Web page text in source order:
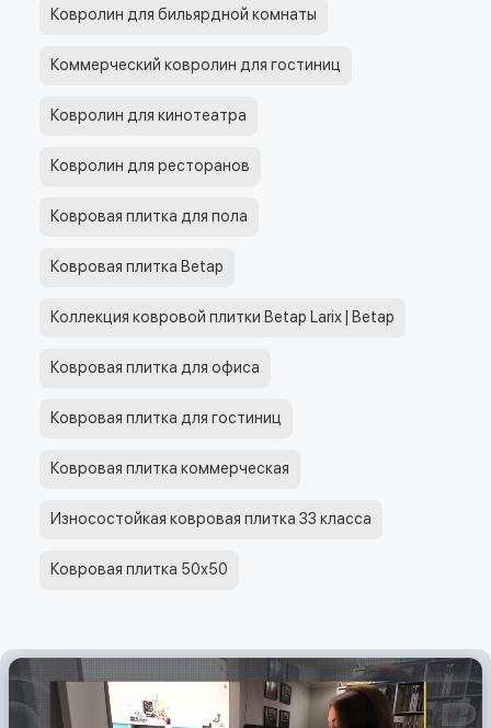
Ковролин для бильярдной комнаты
Коммерческий ковролин для гостиниц
Ковролин для кинотеатра
Ковролин для ресторанов
Ковровая плитка для пола
Ковровая плитка Betap
Коллекция ковровой плитки Betap Larix | Betap
Ковровая плитка для офиса
Ковровая плитка для гостиниц
Ковровая плитка коммерческая
Износостойкая ковровая плитка 33 класса
Ковровая плитка 50х50